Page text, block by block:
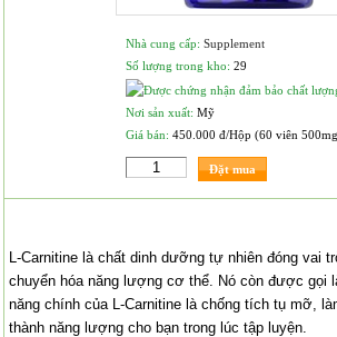
Nhà cung cấp: Supplement
Số lượng trong kho: 29
Nơi sản xuất: Mỹ
Giá bán: 450.000 đ/Hộp (60 viên
Đặt mua
L-Carnitine là chất dinh dưỡng tự nhiên đóng vai
chuyển hóa năng lượng cơ thể. Nó còn được gọi
năng chính của L-Carnitine là chống tích tụ mỡ,
thành năng lượng cho bạn trong lúc tập luyện.